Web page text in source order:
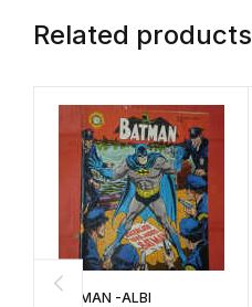
Related products
BATMAN -ALBI